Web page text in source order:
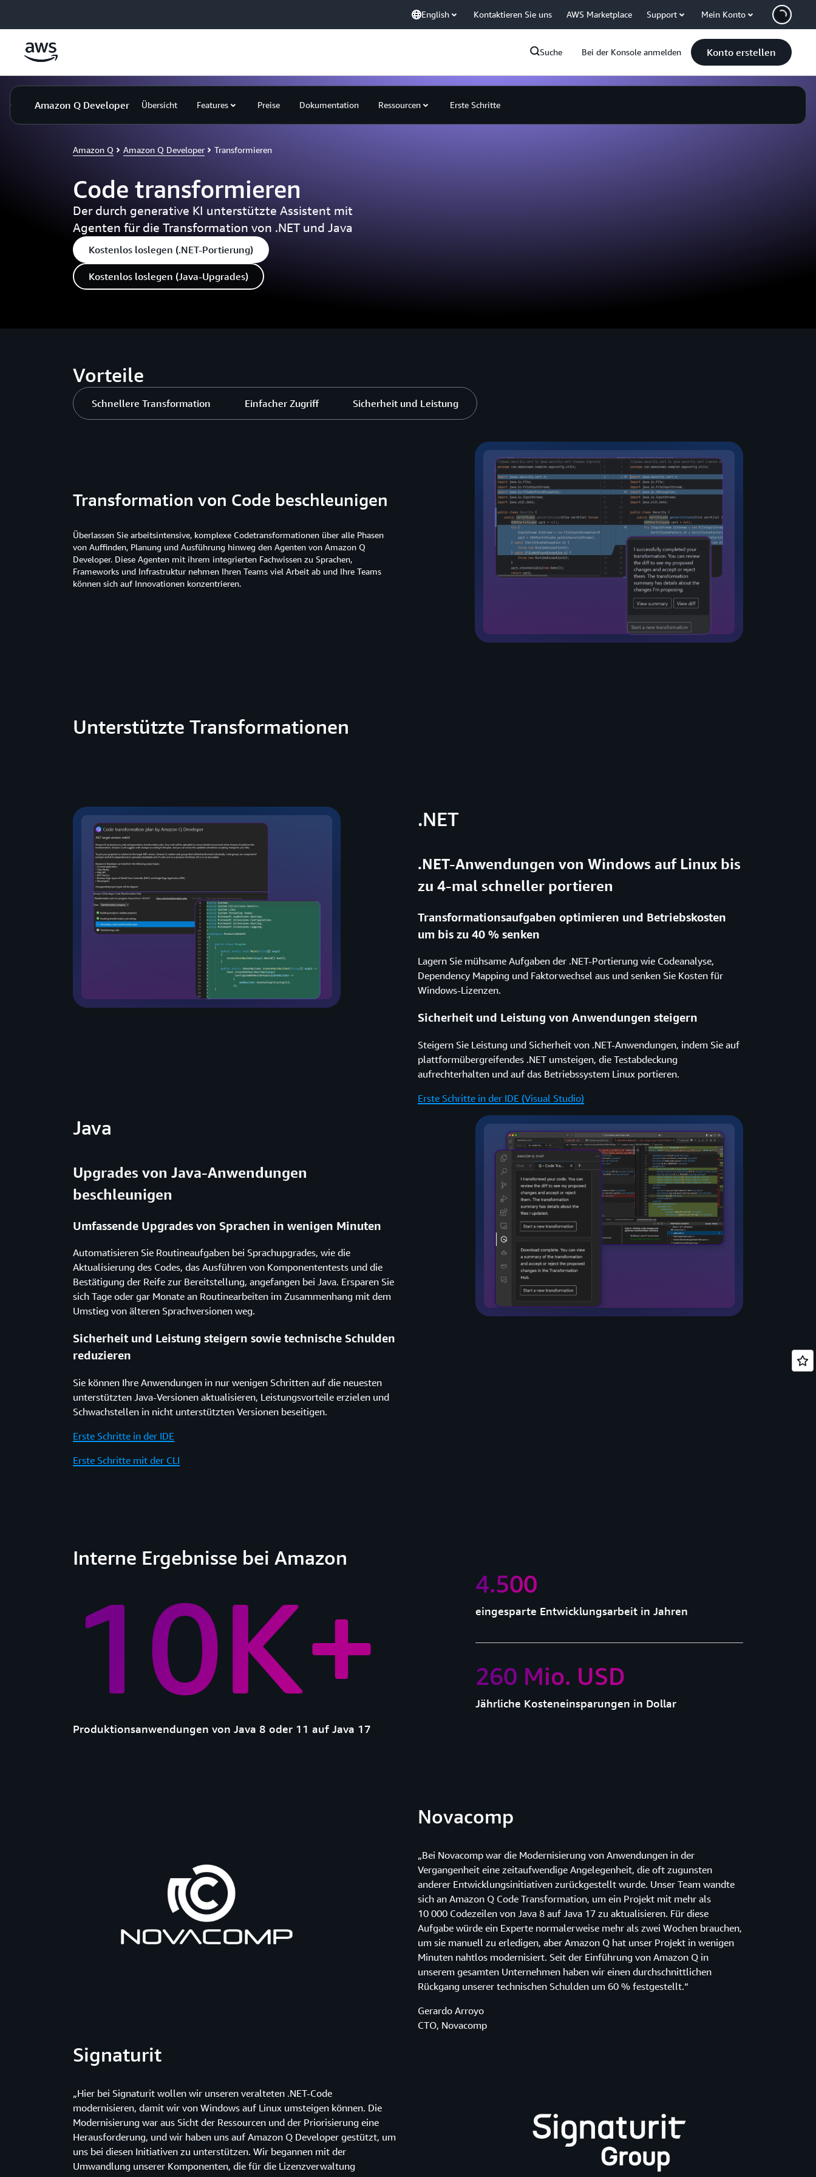
English Kontaktieren Sie uns AWS Marketplace Support Mein Konto
Suche Bei der Konsole anmelden Konto erstellen
Amazon Q Developer Übersicht Features Preise Dokumentation Ressourcen Erste Schritte
Amazon Q Amazon Q Developer Transformieren
Code transformieren
Der durch generative KI unterstützte Assistent mit
Agenten für die Transformation von .NET und Java
Kostenlos loslegen (.NET-Portierung)
Kostenlos loslegen (Java-Upgrades)
Vorteile
Schnellere Transformation Einfacher Zugriff Sicherheit und Leistung
Transformation von Code beschleunigen
Überlassen Sie arbeitsintensive, komplexe Codetransformationen über alle Phasen
von Auffinden, Planung und Ausführung hinweg den Agenten von Amazon Q
Developer. Diese Agenten mit ihrem integrierten Fachwissen zu Sprachen,
Frameworks und Infrastruktur nehmen Ihren Teams viel Arbeit ab und Ihre Teams
können sich auf Innovationen konzentrieren.
Unterstützte Transformationen
.NET
.NET-Anwendungen von Windows auf Linux bis
zu 4-mal schneller portieren
Transformationsaufgaben optimieren und Betriebskosten
um bis zu 40 % senken
Lagern Sie mühsame Aufgaben der .NET-Portierung wie Codeanalyse,
Dependency Mapping und Faktorwechsel aus und senken Sie Kosten für
Windows-Lizenzen.
Sicherheit und Leistung von Anwendungen steigern
Steigern Sie Leistung und Sicherheit von .NET-Anwendungen, indem Sie auf
plattformübergreifendes .NET umsteigen, die Testabdeckung
aufrechterhalten und auf das Betriebssystem Linux portieren.
Erste Schritte in der IDE (Visual Studio)
Java
Upgrades von Java-Anwendungen
beschleunigen
Umfassende Upgrades von Sprachen in wenigen Minuten
Automatisieren Sie Routineaufgaben bei Sprachupgrades, wie die
Aktualisierung des Codes, das Ausführen von Komponententests und die
Bestätigung der Reife zur Bereitstellung, angefangen bei Java. Ersparen Sie
sich Tage oder gar Monate an Routinearbeiten im Zusammenhang mit dem
Umstieg von älteren Sprachversionen weg.
Sicherheit und Leistung steigern sowie technische Schulden
reduzieren
Sie können Ihre Anwendungen in nur wenigen Schritten auf die neuesten
unterstützten Java-Versionen aktualisieren, Leistungsvorteile erzielen und
Schwachstellen in nicht unterstützten Versionen beseitigen.
Erste Schritte in der IDE
Erste Schritte mit der CLI
Interne Ergebnisse bei Amazon
10K+
Produktionsanwendungen von Java 8 oder 11 auf Java 17
4.500
eingesparte Entwicklungsarbeit in Jahren
260 Mio. USD
Jährliche Kosteneinsparungen in Dollar
Novacomp
„Bei Novacomp war die Modernisierung von Anwendungen in der
Vergangenheit eine zeitaufwendige Angelegenheit, die oft zugunsten
anderer Entwicklungsinitiativen zurückgestellt wurde. Unser Team wandte
sich an Amazon Q Code Transformation, um ein Projekt mit mehr als
10 000 Codezeilen von Java 8 auf Java 17 zu aktualisieren. Für diese
Aufgabe würde ein Experte normalerweise mehr als zwei Wochen brauchen,
um sie manuell zu erledigen, aber Amazon Q hat unser Projekt in wenigen
Minuten nahtlos modernisiert. Seit der Einführung von Amazon Q in
unserem gesamten Unternehmen haben wir einen durchschnittlichen
Rückgang unserer technischen Schulden um 60 % festgestellt.“
Gerardo Arroyo
CTO, Novacomp
Signaturit
„Hier bei Signaturit wollen wir unseren veralteten .NET-Code
modernisieren, damit wir von Windows auf Linux umsteigen können. Die
Modernisierung war aus Sicht der Ressourcen und der Priorisierung eine
Herausforderung, und wir haben uns auf Amazon Q Developer gestützt, um
uns bei diesen Initiativen zu unterstützen. Wir begannen mit der
Umwandlung unserer Komponenten, die für die Lizenzverwaltung